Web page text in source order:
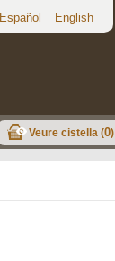
Español English
Veure cistella (0)